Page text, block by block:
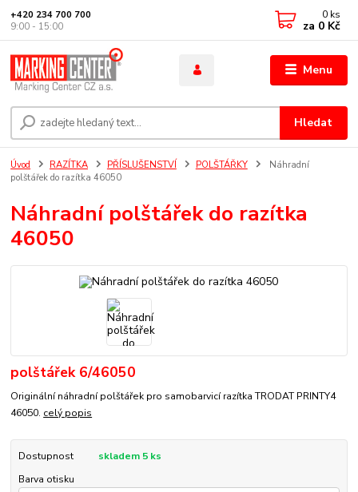
Menu
Hledat
+420 234 700 700
9:00 - 15:00
0 ks
za 0 Kč
Úvod RAZÍTKA PŘÍSLUŠENSTVÍ POLŠTÁŘKY
Náhradní
polštářek do razítka 46050
Náhradní polštářek do razítka
46050
polštářek 6/46050
Originální náhradní polštářek pro samobarvicí razítka TRODAT PRINTY4
46050. celý popis
Dostupnost
skladem 5 ks
Barva otisku